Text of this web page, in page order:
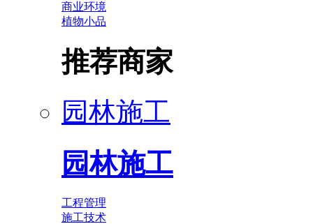
商业环境
植物小品
推荐商家
园林施工
园林施工
工程管理
施工技术